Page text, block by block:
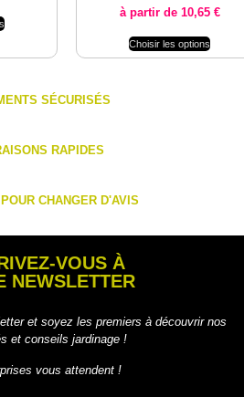
à partir de 10,65 €
Choisir les options
SÉCURISÉS
RAPIDES
CHANGER D'AVIS
VOUS À
NEWSLETTER
et soyez les premiers à découvrir nos
et conseils jardinage !
vous attendent !